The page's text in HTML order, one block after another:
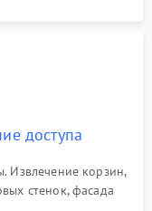
доступа
Извлечение корзин,
стенок, фасада